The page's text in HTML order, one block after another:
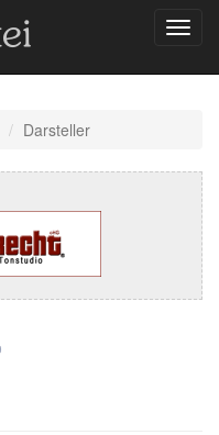
Darsteller